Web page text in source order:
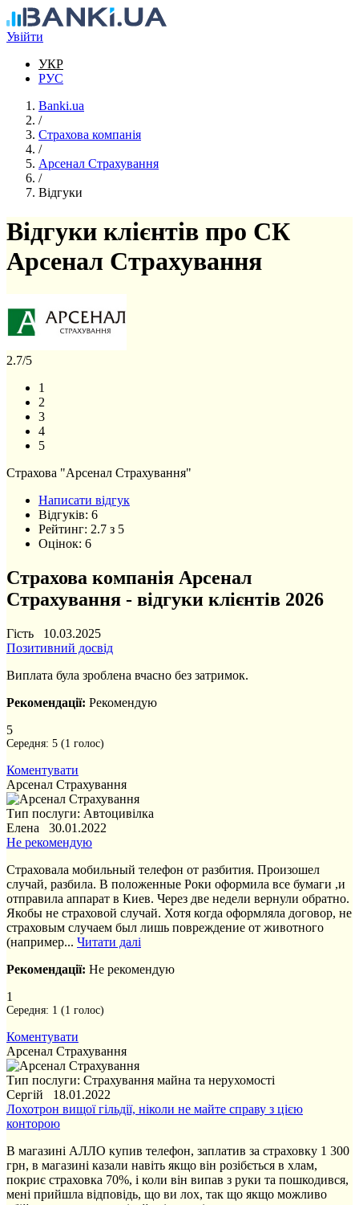
Перейти до основного вмісту
Увійти
УКР
РУС
Banki.ua
/
Страхова компанія
/
Арсенал Страхування
/
Відгуки
Відгуки клієнтів про СК
Арсенал Страхування
2.7/5
1
2
3
4
5
Страхова "Арсенал Страхування"
Написати відгук
Відгуків: 6
Рейтинг: 2.7 з 5
Оцінок: 6
Страхова компанія Арсенал
Страхування - відгуки клієнтів 2026
Гість 10.03.2025
Позитивний досвід
Виплата була зроблена вчасно без затримок.
Рекомендації: Рекомендую
5
Середня: 5 (1 голос)
Коментувати
Арсенал Страхування
Тип послуги: Автоцивілка
Елена 30.01.2022
Не рекомендую
Страховала мобильный телефон от разбития. Произошел
случай, разбила. В положенные Роки оформила все бумаги ,и
отправила аппарат в Киев. Через две недели вернули обратно.
Якобы не страховой случай. Хотя когда оформляла договор, не
страховым случаем был лишь повреждение от животного
(например... Читати далі
Рекомендації: Не рекомендую
1
Середня: 1 (1 голос)
Коментувати
Арсенал Страхування
Тип послуги: Страхування майна та нерухомості
Сергій 18.01.2022
Лохотрон вищої гільдії, ніколи не майте справу з цією
конторою
В магазині АЛЛО купив телефон, заплатив за страховку 1 300
грн, в магазині казали навіть якщо він розібється в хлам,
покриє страховка 70%, і коли він випав з руки та пошкодився,
мені прийшла відповідь, що ви лох, так що якщо можливо